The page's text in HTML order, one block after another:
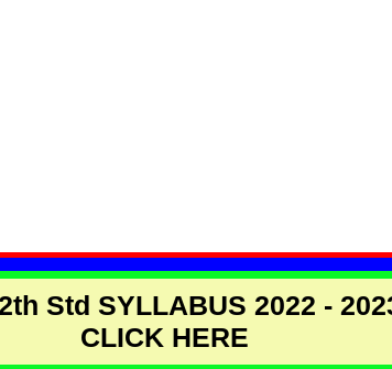
Std SYLLABUS 2022 -
CLICK HERE